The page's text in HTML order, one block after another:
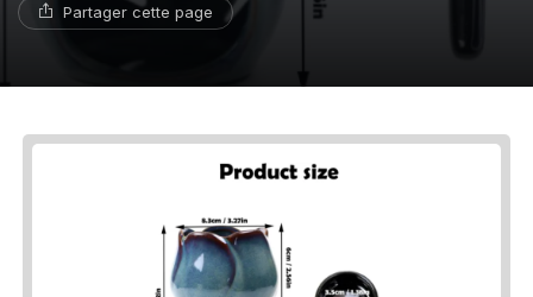
Partager cette page